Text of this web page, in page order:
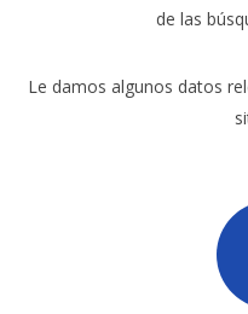
de las
Le damos algunos datos